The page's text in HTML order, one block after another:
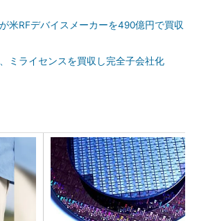
米RFデバイスメーカーを490億円で買収
ミライセンスを買収し完全子会社化